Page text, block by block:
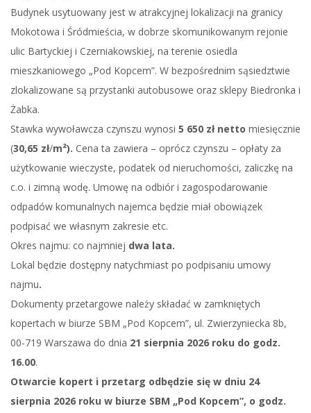
Budynek usytuowany jest w atrakcyjnej lokalizacji na granicy
Mokotowa i Śródmieścia, w dobrze skomunikowanym rejonie
ulic Bartyckiej i Czerniakowskiej, na terenie osiedla
mieszkaniowego „Pod Kopcem”. W bezpośrednim sąsiedztwie
zlokalizowane są przystanki autobusowe oraz sklepy Biedronka i
Żabka.
Stawka wywoławcza czynszu wynosi 5 650 zł netto miesięcznie
(30,65 zł/m²). Cena ta zawiera – oprócz czynszu – opłaty za
użytkowanie wieczyste, podatek od nieruchomości, zaliczkę na
c.o. i zimną wodę. Umowę na odbiór i zagospodarowanie
odpadów komunalnych najemca będzie miał obowiązek
podpisać we własnym zakresie etc.
Okres najmu: co najmniej dwa lata.
Lokal będzie dostępny natychmiast po podpisaniu umowy
najmu.
Dokumenty przetargowe należy składać w zamkniętych
kopertach w biurze SBM „Pod Kopcem”, ul. Zwierzyniecka 8b,
00-719 Warszawa do dnia 21 sierpnia 2026 roku do godz.
16.00.
Otwarcie kopert i przetarg odbędzie się w dniu 24
sierpnia 2026 roku w biurze SBM „Pod Kopcem”, o godz.